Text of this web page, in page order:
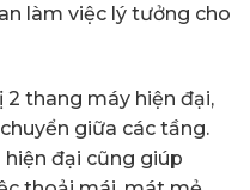
làm việc lý tưởng cho
2 thang máy hiện đại,
giữa các tầng.
đại cũng giúp